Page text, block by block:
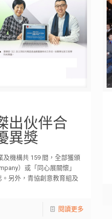
出伙伴合
異獎
機構共 159 間，全部獲頒
）或「同心展關懷」
。另外，青協創意教育組及
閱讀更多